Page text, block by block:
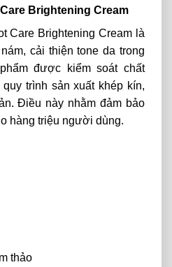
Brightening Cream
Care Brightening Cream là
cải thiện tone da trong
được kiểm soát chất
trình sản xuất khép kín,
Điều này nhằm đảm bảo
hàng triệu người dùng.
thảo